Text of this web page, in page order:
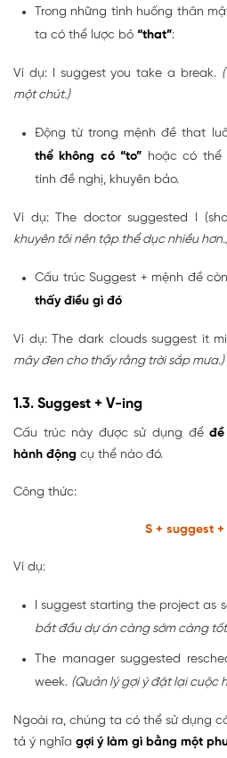
Trong những tình huống thân
ta có thể lược bỏ “that”:
Ví dụ: I suggest you take a break.
một chút.)
Động từ trong mệnh đề that
thể không có “to” hoặc có thể
tính đề nghị, khuyên bảo.
Ví dụ: The doctor suggested I
khuyên tôi nên tập thể dục nhiều
Cấu trúc Suggest + mệnh đề
thấy điều gì đó
Ví dụ: The dark clouds suggest it
mây đen cho thấy rằng trời sắp mưa.)
1.3. Suggest + V-ing
Cấu trúc này được sử dụng để
hành động cụ thể nào đó.
Công thức:
S + suggest +
Ví dụ:
I suggest starting the project as
bắt đầu dự án càng sớm càng
The manager suggested
week. (Quản lý gợi ý đặt lại cuộc
Ngoài ra, chúng ta có thể sử dụng
tả ý nghĩa gợi ý làm gì bằng một